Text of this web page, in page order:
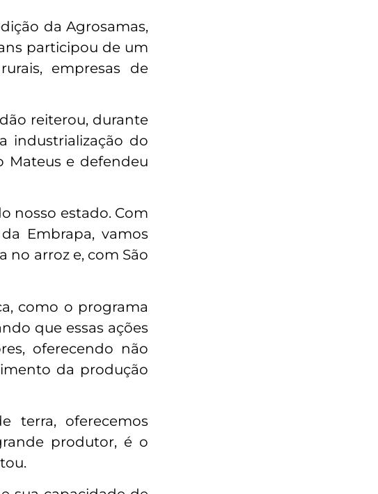
da Agrosamas,
participou de um
empresas de
reiterou, durante
industrialização do
Mateus e defendeu
nosso estado. Com
Embrapa, vamos
arroz e, com São
como o programa
que essas ações
oferecendo não
da produção
terra, oferecemos
produtor, é o